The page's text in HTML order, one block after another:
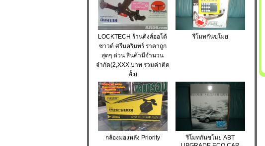
LOCKTECH ร้านคิงส์ออโต้
ซาวด์ ศรีนครินทร์ ราคาถูก
สุดๆ ด่วน สินค้ามีจำนวน
จำกัด(2,XXX บาท รวมค่าติด
ตั้ง)
รีโมทกันขโมย
กล้องมองหลัง Priority
รีโมทกันขโมย ABT